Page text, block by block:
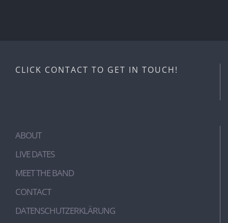
CLICK CONTACT TO GET IN TOUCH!
ABOUT
LIVE DATES
MEET THE BAND
CONTACT
DATENSCHUTZERKLÄRUNG